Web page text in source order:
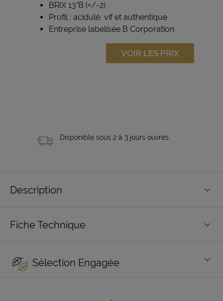
BRIX 13°B (+/-2)
Profil : acidulé, vif et authentique
Entreprise labelisée B Corporation
VOIR LES PRIX
Disponible sous 2 à 3 jours ouvrés.
Description
Fiche Technique
Sélection Engagée